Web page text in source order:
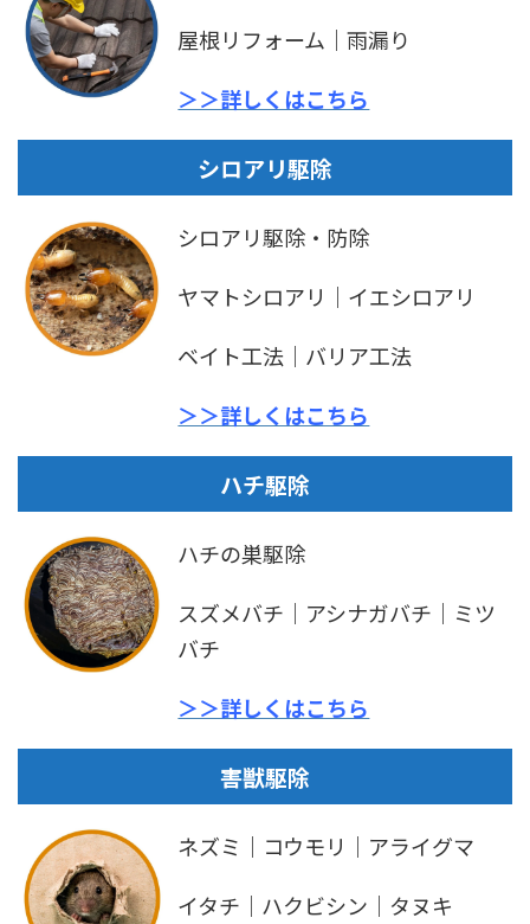
屋根リフォーム｜雨漏り
＞＞詳しくはこちら
シロアリ駆除
シロアリ駆除・防除
ヤマトシロアリ｜イエシロアリ
ベイト工法｜バリア工法
＞＞詳しくはこちら
ハチ駆除
ハチの巣駆除
スズメバチ｜アシナガバチ｜ミツ
バチ
＞＞詳しくはこちら
害獣駆除
ネズミ｜コウモリ｜アライグマ
イタチ｜ハクビシン｜タヌキ